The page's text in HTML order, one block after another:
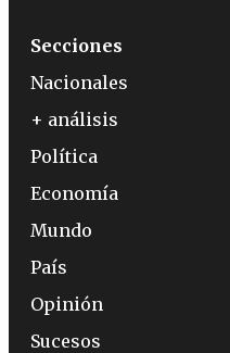
Secciones
Nacionales
+ análisis
Política
Economía
Mundo
País
Opinión
Sucesos